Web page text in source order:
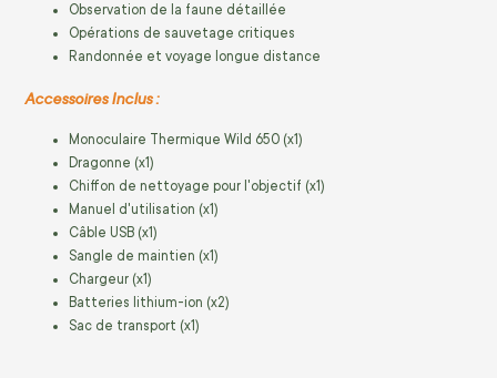
Observation de la faune détaillée
Opérations de sauvetage critiques
Randonnée et voyage longue distance
Accessoires Inclus :
Monoculaire Thermique Wild 650 (x1)
Dragonne (x1)
Chiffon de nettoyage pour l'objectif (x1)
Manuel d'utilisation (x1)
Câble USB (x1)
Sangle de maintien (x1)
Chargeur (x1)
Batteries lithium-ion (x2)
Sac de transport (x1)